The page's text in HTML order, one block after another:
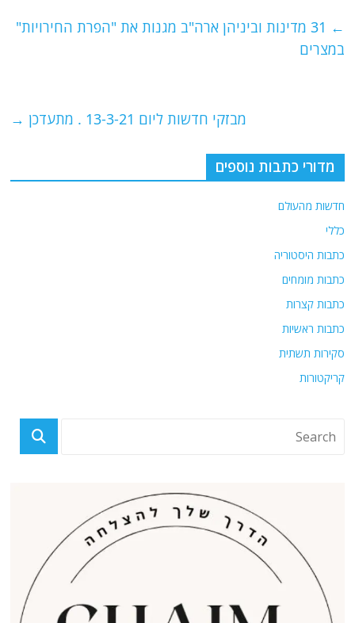
s
A
g
l
er
e
k
←
31 מדינות וביניהן ארה"ב מגנות את "הפרת החירויות"
במצרים
מבזקי חדשות ליום 13-3-21 . מתעדכן →
מדורי כתבות נוספים
חדשות מהעולם
כללי
כתבות היסטוריה
כתבות מומחים
כתבות קצרות
כתבות ראשיות
סקירות תשתית
קריקטורות